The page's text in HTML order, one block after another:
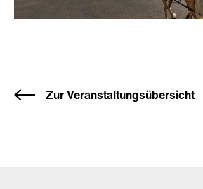
Zur Veranstaltungsübersicht